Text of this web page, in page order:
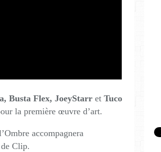
Busta Flex, JoeyStarretTuco
la première œuvre d’art.
accompagnera
Clip.